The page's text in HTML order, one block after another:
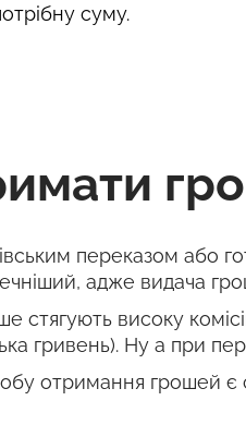
суму.
переказом або
адже видача
стягують високу
гривень). Ну а при
отримання грошей є